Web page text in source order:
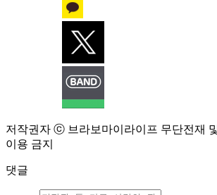
저작권자 ⓒ 브라보마이라이프 무단전재
이용 금지
댓글